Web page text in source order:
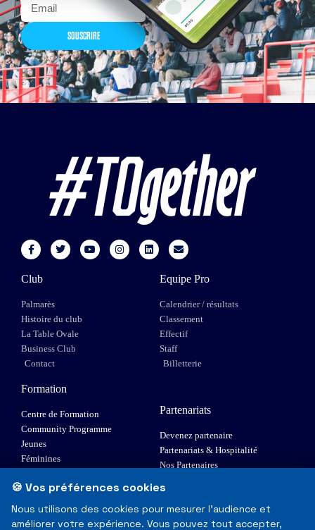
SOUSCRIRE
Club
Palmarès
Histoire du club
La Table Ovale
Business Club
Contact
Equipe Pro
Calendrier / résultats
Classement
Effectif
Staff
Billetterie
Formation
Centre de Formation
Community Programme
Jeunes
Féminines
Elite 1
Partenariats
Devenez partenaire
Partenariats & Hospitalité
Nos Partenaires
🍪 Vos préférences cookies
Nous utilisons des cookies pour mesurer l'audience et
améliorer votre expérience. Vous pouvez tout accepter,